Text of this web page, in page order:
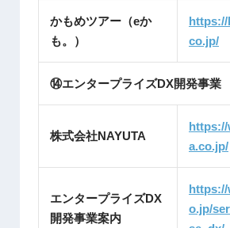
かもめツアー（eか
も。）
https://
co.jp/
⑭エンタープライズDX開発事業
株式会社NAYUTA
a.co.jp/
エンタープライズDX
開発事業案内
o.jp/